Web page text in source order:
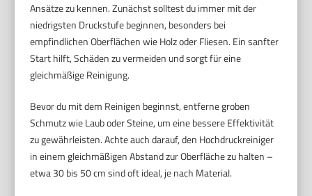
Ansätze zu kennen. Zunächst solltest du immer mit der
niedrigsten Druckstufe beginnen, besonders bei
empfindlichen Oberflächen wie Holz oder Fliesen. Ein sanfter
Start hilft, Schäden zu vermeiden und sorgt für eine
gleichmäßige Reinigung.
Bevor du mit dem Reinigen beginnst, entferne groben
Schmutz wie Laub oder Steine, um eine bessere Effektivität
zu gewährleisten. Achte auch darauf, den Hochdruckreiniger
in einem gleichmäßigen Abstand zur Oberfläche zu halten –
etwa 30 bis 50 cm sind oft ideal, je nach Material.